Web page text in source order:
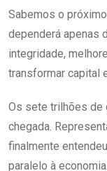
Sabemos o
dependerá apenas
integridade,
transformar capital
Os sete trilhões de
chegada.
finalmente
paralelo à economia.